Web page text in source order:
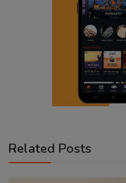
Related Posts